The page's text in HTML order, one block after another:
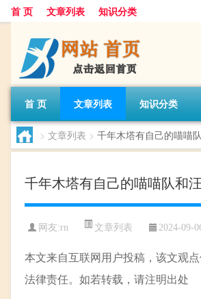
首 页 文章列表 知识分类
首 页 文章列表 知识分类
> 文章列表 > 千年木塔有自己的喵喵
千年木塔有自己的喵喵队和
网友:rn 文章列表 2024-09-
本文来自互联网用户投稿，该文观
法律责任。如若转载，请注明出处